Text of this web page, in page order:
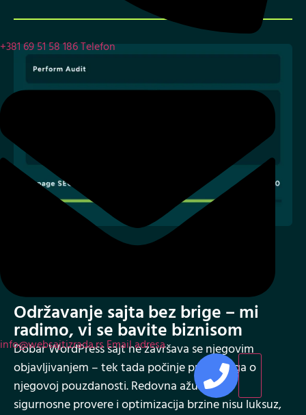
Održavanje sajta bez brige – mi
radimo, vi se bavite biznisom
Dobar WordPress sajt ne završava se njegovim
objavljivanjem – tek tada počinje prava briga o
njegovoj pouzdanosti. Redovna ažuriranja,
sigurnosne provere i optimizacija brzine nisu luksuz,
+381 69 51 58 186Telefon
info@websajtizrada.rsEmail adresa